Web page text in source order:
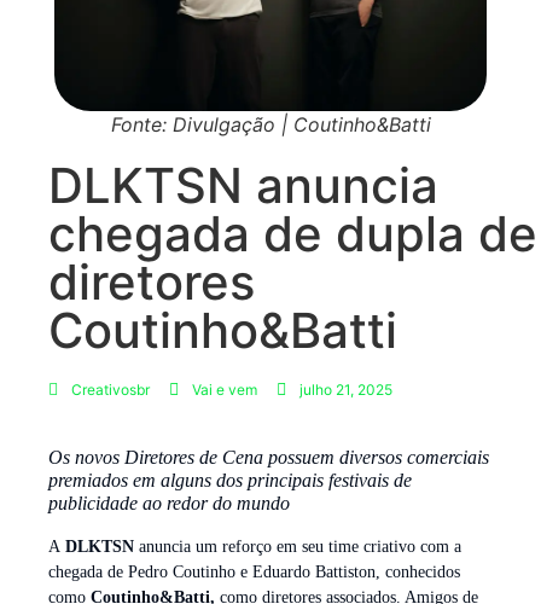
Fonte: Divulgação | Coutinho&Batti
DLKTSN anuncia
chegada de dupla de
diretores
Coutinho&Batti
Creativosbr Vai e vem julho 21, 2025
Os novos Diretores de Cena possuem diversos comerciais
premiados em alguns dos principais festivais de
publicidade ao redor do mundo
A DLKTSN anuncia um reforço em seu time criativo com a
chegada de Pedro Coutinho e Eduardo Battiston, conhecidos
como Coutinho&Batti, como diretores associados. Amigos de